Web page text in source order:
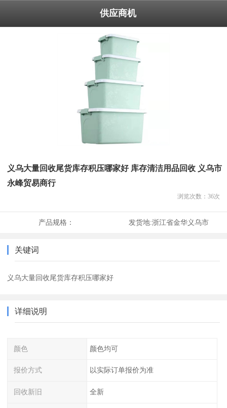
供应商机
义乌大量回收尾货库存积压哪家好 库存清洁用品回收 义乌市
永峰贸易商行
浏览次数： 36次
产品规格： 发货地:浙江省金华义乌市
关键词
义乌大量回收尾货库存积压哪家好
详细说明
颜色 颜色均可
报价方式 以实际订单报价为准
回收新旧 全新